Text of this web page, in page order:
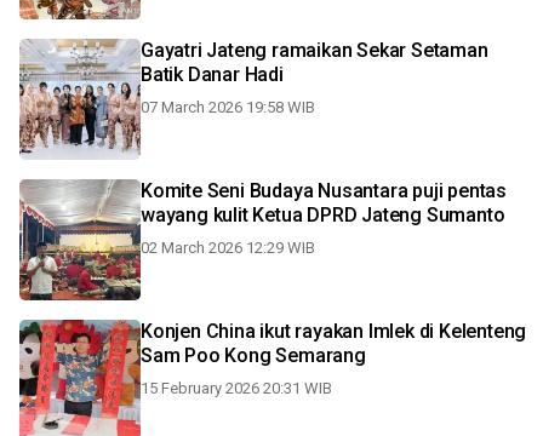
Gayatri Jateng ramaikan Sekar Setaman
Batik Danar Hadi
07 March 2026 19:58 WIB
Komite Seni Budaya Nusantara puji pentas
wayang kulit Ketua DPRD Jateng Sumanto
02 March 2026 12:29 WIB
Konjen China ikut rayakan Imlek di Kelenteng
Sam Poo Kong Semarang
15 February 2026 20:31 WIB